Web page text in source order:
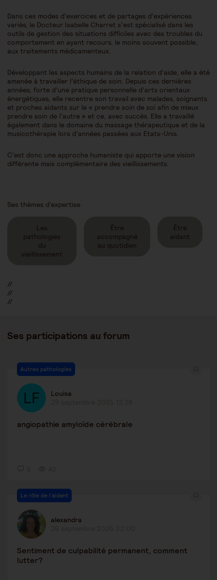
Dans ces modes d’exercices et de partages d’expériences
variés, le Docteur Isabelle Charret s’est spécialisé dans les
outils de gestion des situations difficiles avec des troubles du
comportement en ayant recours, le moins souvent possible,
aux traitements médicamenteux.
Développant les aspects humains de la relation d’aide, elle a été
amenée à travailler l’éthique de soin. Depuis ces dernières
années, forte d’une pratique personnelle d’arts orientaux
énergétiques, elle recentre son travail avec malades, soignants
et proches aidants sur le « prendre soin de soi afin de mieux
prendre soin de l’autre » et ce, avec succès. Elle a travaillé
également dans le domaine du massage thérapeutique et de la
musicothérapie lors d’années passées aux Etats-Unis.
C’est donc une approche humaniste qui apporte une vision
différente mais complémentaire des vieillissements.
Ses thèmes d'expertise
Les
pathologies
du
vieillissement
Être
accompagné
au quotidien
Être
aidant
//
//
//
Ses participations au forum
Autres pathologies
Louisa
angiopathie amyloïde cérébrale
Le rôle de l'aidant
alexandra
Sentiment de culpabilité permanent, comment
lutter?